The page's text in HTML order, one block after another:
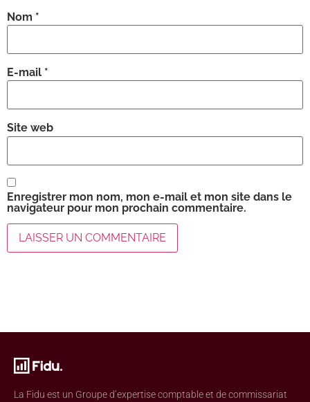
Nom *
E-mail *
Site web
Enregistrer mon nom, mon e-mail et mon site dans le
navigateur pour mon prochain commentaire.
La Fidu est un Groupe d’expertise comptable et de commissariat